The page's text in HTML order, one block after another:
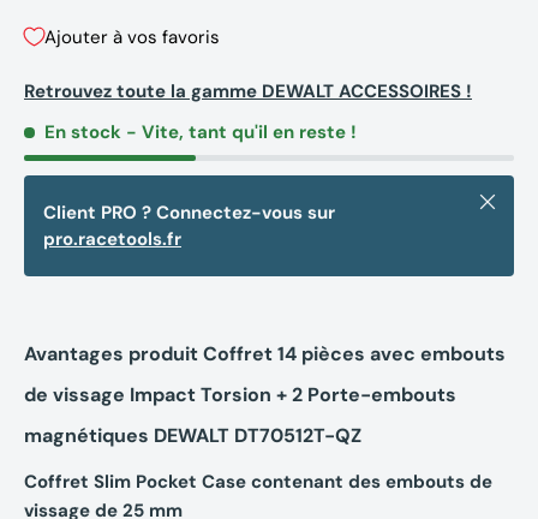
Ajouter à vos favoris
Retrouvez toute la gamme DEWALT ACCESSOIRES !
En stock - Vite, tant qu'il en reste !
Client PRO ? Connectez-vous sur
pro.racetools.fr
Fermer
Avantages produit Coffret 14 pièces avec embouts
de vissage Impact Torsion + 2 Porte-embouts
magnétiques DEWALT DT70512T-QZ
Coffret Slim Pocket Case contenant des embouts de
vissage de 25 mm